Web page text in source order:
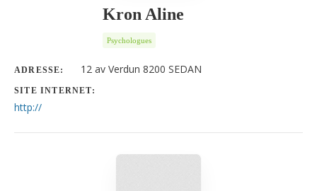
Kron Aline
Psychologues
ADRESSE: 12 av Verdun 8200 SEDAN
SITE INTERNET:
http://